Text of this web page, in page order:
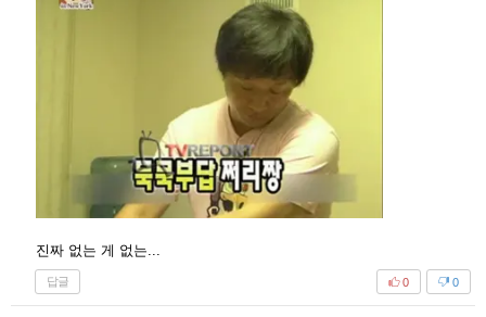
진짜 없는 게 없는...
답글 0
0